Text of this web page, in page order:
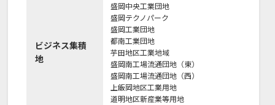
ビジネス集積
地
盛岡中央工業団地
盛岡テクノパーク
盛岡工業団地
都南工業団地
芋田地区工業地域
盛岡南工場流通団地（東）
盛岡南工場流通団地（西）
上飯岡地区工業用地
道明地区新産業等用地